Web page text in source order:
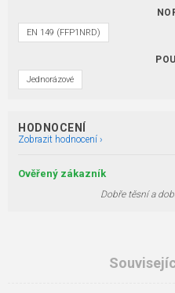
EN 149 (FFP1NRD)
Jednorázové
HODNOCENÍ
Zobrazit hodnocení ›
Ověřený zákazník
Dobře těsní a